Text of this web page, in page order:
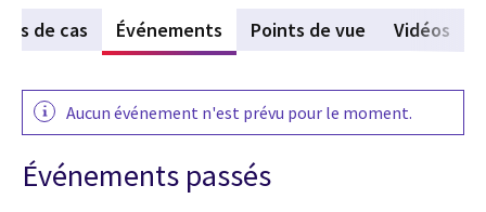
de cas Événements (active tab)
Points de vue Vidéos
Aucun événement n'est prévu pour le moment.
Événements passés